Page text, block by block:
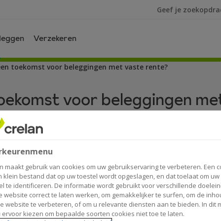
Ik ben op zoek
Verzekeren
toekomst voor beleggingen met vaste rente?
voor beleggingen
extreem lage rentes bieden beleggingen met
met als duidelijkste voorbeeld de
2023 kon worden ingetekend. Voor heel wat
maakt gebruik van cookies om uw gebruikservaring te verbeteren. Een
klein bestand dat op uw toestel wordt opgeslagen, en dat toelaat om uw
te identificeren. De informatie wordt gebruikt voor verschillende
website correct te laten werken, om gemakkelijker te surfen, om de
website te verbeteren, of om u relevante diensten aan te bieden. In dit
ervoor kiezen om bepaalde soorten cookies niet toe te laten.